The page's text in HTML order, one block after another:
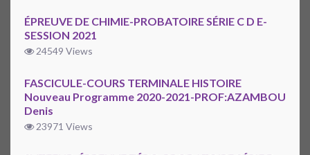
ÉPREUVE DE CHIMIE-PROBATOIRE SÉRIE C D E-
SESSION 2021
24549 Views
FASCICULE-COURS TERMINALE HISTOIRE
Nouveau Programme 2020-2021-PROF:AZAMBOU
Denis
23971 Views